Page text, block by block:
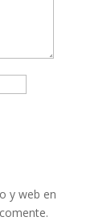
y web en